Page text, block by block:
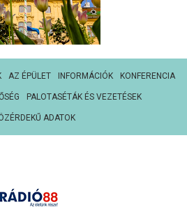
AZ ÉPÜLET INFORMÁCIÓK KONFERENCIA
PALOTASÉTÁK ÉS VEZETÉSEK
ADATOK